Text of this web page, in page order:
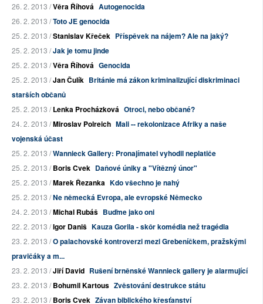
26. 2. 2013 /Věra Říhová Autogenocida
26. 2. 2013 /Toto JE genocida
25. 2. 2013 /Stanislav Křeček Příspěvek na nájem? Ale na jaký?
25. 2. 2013 /Jak je tomu jinde
25. 2. 2013 /Věra Říhová Genocida
25. 2. 2013 /Jan Čulík Británie má zákon kriminalizující diskriminaci
starších občanů
25. 2. 2013 /Lenka Procházková Otroci, nebo občané?
24. 2. 2013 /Miroslav Polreich Mali -- rekolonizace Afriky a naše
vojenská účast
25. 2. 2013 /Wannieck Gallery: Pronajímatel vyhodil neplatiče
25. 2. 2013 /Boris Cvek Daňové úniky a "Vítězný únor"
25. 2. 2013 /Marek Řezanka Kdo všechno je nahý
25. 2. 2013 /Ne německá Evropa, ale evropské Německo
24. 2. 2013 /Michal Rubáš Buďme jako oni
22. 2. 2013 /Igor Daniš Kauza Gorila - skôr komédia než tragédia
23. 2. 2013 /O palachovské kontroverzi mezi Grebeníčkem, pražskými
pravičáky a m...
23. 2. 2013 /Jiří David Rušení brněnské Wannieck gallery je alarmující
23. 2. 2013 /Bohumil Kartous Zvěstování destrukce státu
23. 2. 2013 /Boris Cvek Závan biblického křesťanství